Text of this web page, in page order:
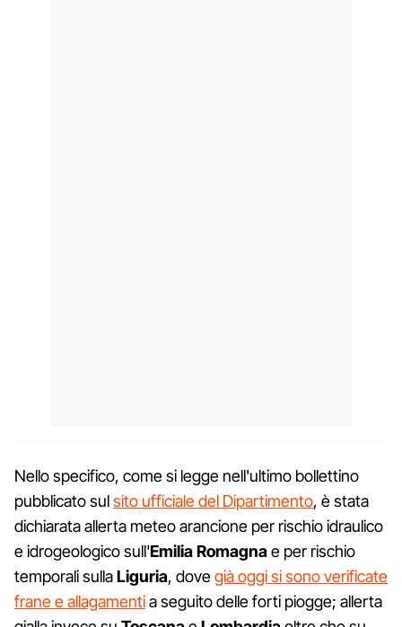
Nello specifico, come si legge nell'ultimo bollettino
pubblicato sulsito ufficiale del Dipartimento, è stata
dichiarata allerta meteo arancione per rischio idraulico
e idrogeologico sull'EmiliaRomagnae per rischio
temporali sullaLiguria, dovegià oggi si sono verificate
frane e allagamentia seguito delle forti piogge; allerta